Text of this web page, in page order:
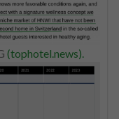
(tophotel.news).